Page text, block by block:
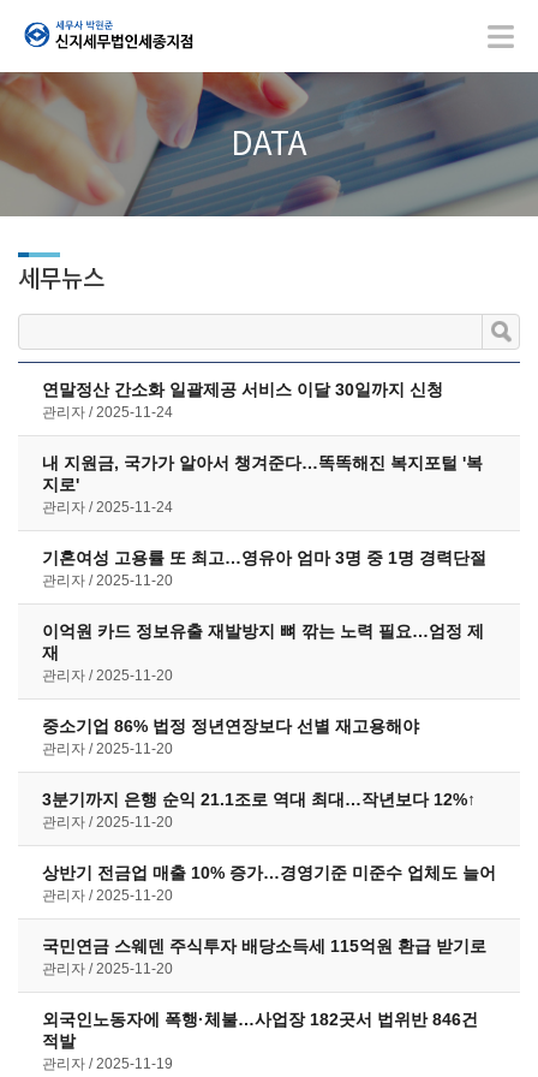
DATA
세무뉴스
연말정산 간소화 일괄제공 서비스 이달 30일까지 신청
관리자 2025-11-24
내 지원금, 국가가 알아서 챙겨준다…똑똑해진 복지포털 '복
지로'
관리자 2025-11-24
기혼여성 고용률 또 최고…영유아 엄마 3명 중 1명 경력단절
관리자 2025-11-20
이억원 카드 정보유출 재발방지 뼈 깎는 노력 필요…엄정 제
재
관리자 2025-11-20
중소기업 86% 법정 정년연장보다 선별 재고용해야
관리자 2025-11-20
3분기까지 은행 순익 21.1조로 역대 최대…작년보다 12%↑
관리자 2025-11-20
상반기 전금업 매출 10% 증가…경영기준 미준수 업체도 늘어
관리자 2025-11-20
국민연금 스웨덴 주식투자 배당소득세 115억원 환급 받기로
관리자 2025-11-20
외국인노동자에 폭행·체불…사업장 182곳서 법위반 846건
적발
관리자 2025-11-19